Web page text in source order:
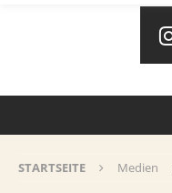
STARTSEITE Medien